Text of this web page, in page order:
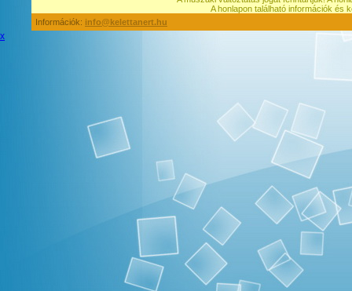
A honlapon található információk és
Információk: info@kelettanert.hu
x